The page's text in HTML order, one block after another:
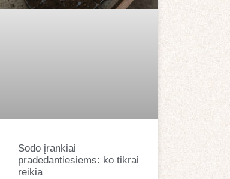
Sodo įrankiai
pradedantiesiems: ko tikrai
reikia